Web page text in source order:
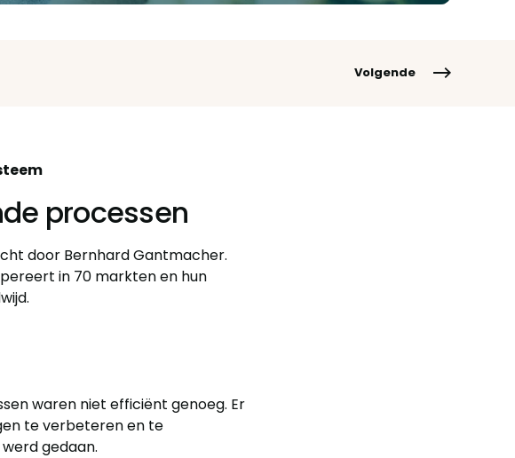
Volgende
processen
door Bernhard Gantmacher.
in 70 markten en hun
waren niet efficiënt genoeg. Er
te verbeteren en te
gedaan.